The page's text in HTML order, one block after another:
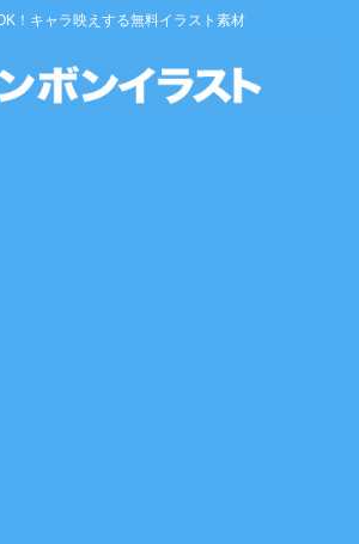
！キャラ映えする無料イラスト素材